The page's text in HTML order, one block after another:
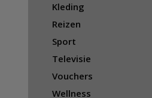
Kleding
Reizen
Sport
Televisie
Vouchers
Wellness